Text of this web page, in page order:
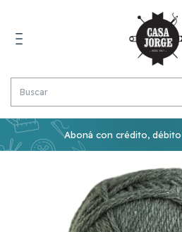
Aboná con crédito,